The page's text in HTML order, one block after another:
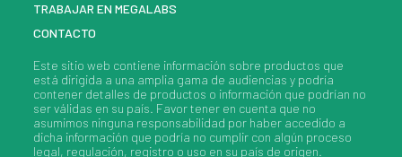
TRABAJAR EN MEGALABS
CONTACTO
Este sitio web contiene información sobre productos que
está dirigida a una amplia gama de audiencias y podría
contener detalles de productos o información que podrían no
ser válidas en su país. Favor tener en cuenta que no
asumimos ninguna responsabilidad por haber accedido a
dicha información que podría no cumplir con algún proceso
legal, regulación, registro o uso en su país de origen.